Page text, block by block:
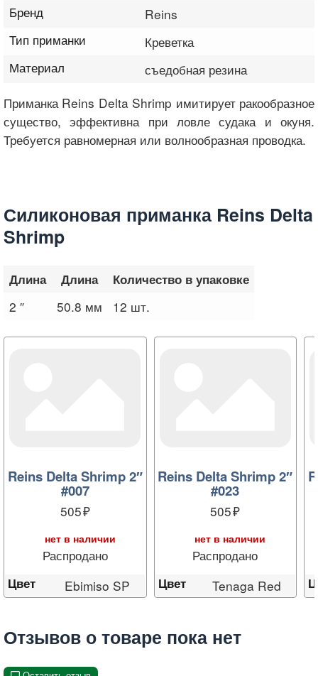
Бренд
Reins
Тип приманки
Креветка
Материал
съедобная резина
Приманка Reins Delta Shrimp имитирует ракообразное
существо, эффективна при ловле судака и окуня.
Требуется равномерная или волнообразная проводка.
Силиконовая приманка Reins Delta
Shrimp
Длина Длина Количество в упаковке
2 ″ 50.8 мм 12 шт.
Reins Delta Shrimp 2″
#007
505
нет в наличии
Распродано
Цвет Ebimiso SP
Reins Delta Shrimp 2″
#023
505
нет в наличии
Распродано
Цвет Tenaga Red
Отзывов о товаре пока нет